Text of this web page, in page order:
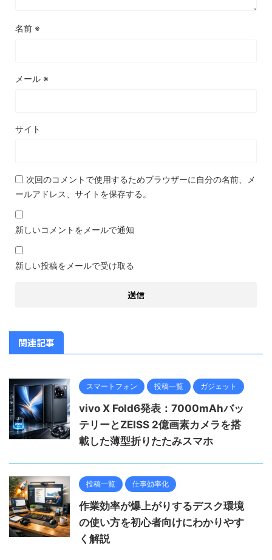
名前 ※
メール ※
サイト
次回のコメントで使用するためブラウザーに自分の名前、メ
ールアドレス、サイトを保存する。
新しいコメントをメールで通知
新しい投稿をメールで受け取る
関連記事
スマートフォン 投稿一覧 ガジェット
vivo X Fold6発表：7000mAhバッ
テリーとZEISS 2億画素カメラを搭
載した薄型折りたたみスマホ
投稿一覧 仕事効率化
作業効率が爆上がりするデスク環境
の使い方を初心者向けにわかりやす
く解説